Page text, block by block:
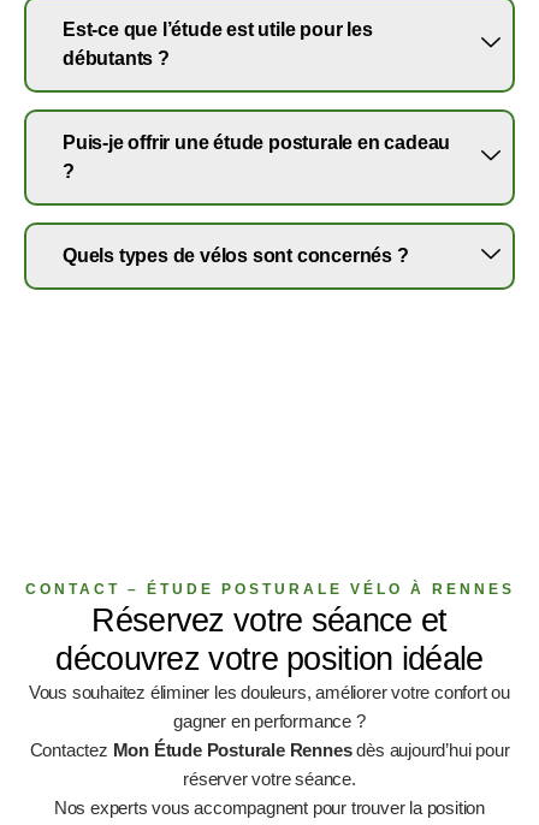
Est-ce que l’étude est utile pour les
débutants ?
Puis-je offrir une étude posturale en cadeau
?
Quels types de vélos sont concernés ?
CONTACT – ÉTUDE POSTURALE VÉLO À RENNES
Réservez votre séance et
découvrez votre position idéale
Vous souhaitez éliminer les douleurs, améliorer votre confort ou
gagner en performance ?
Contactez Mon Étude Posturale Rennesdès aujourd’hui pour
réserver votre séance.
Nos experts vous accompagnent pour trouver la position